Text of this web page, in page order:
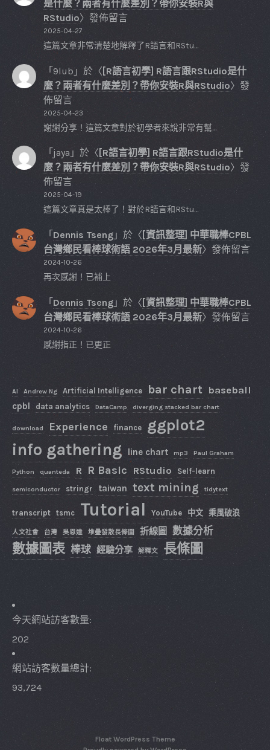
是什麼？兩者有什麼差別？帶你安裝R與
RStudio〉發佈留言
2025-04-27
這篇文章非常清楚地解釋了R語言和RStu…
「 9lub 」於〈 [R語言初學] R語言跟RStudio是什
麼？兩者有什麼差別？帶你安裝R與RStudio〉發
佈留言
2025-04-23
謝謝分享！這篇文章對於初學者來說非常有幫…
「 jaya 」於〈 [R語言初學] R語言跟RStudio是什
麼？兩者有什麼差別？帶你安裝R與RStudio〉發
佈留言
2025-04-19
這篇文章真是太棒了！對於R語言和RStu…
「 Dennis Tseng 」於〈 [資訊整理] 中華職棒CPBL
台灣鄉民看棒球術語 2026年3月最新〉發佈留言
2024-10-26
再次感謝！已補上
「 Dennis Tseng」於〈 [資訊整理] 中華職棒CPBL
台灣鄉民看棒球術語 2026年3月最新〉發佈留言
2024-10-26
感謝指正！已更正
AI Andrew Ng Artificial Intelligence bar chart baseball
cpbl data analytics DataCamp diverging stacked bar chart
download Experience finance ggplot2
info gathering line chart mp3 Paul Graham
Python quanteda R R Basic RStudio Self-learn
semiconductor stringr taiwan text mining tidytext
transcript tsmc Tutorial YouTube 中文 乘風破浪
人文社會 台灣 吳恩達 堆疊發散長條圖 折線圖 數據分析
數據圖表 棒球 經驗分享 解釋文 長條圖
今天網站訪客數量:
202
網站訪客數量總計:
93,724
Float WordPress Theme